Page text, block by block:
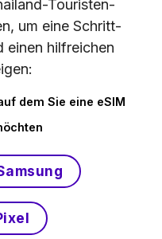
Touristen-
um eine Schritt-
einen hilfreichen
dem Sie eine eSIM